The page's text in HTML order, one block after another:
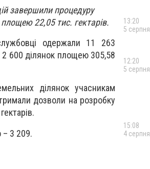
завершили процедуру
22,05 тис. гектарів.
одержали 11 263
2 600 ділянок площею 305,58
ділянок учасникам
дозволи на розробку
– 3 209.
13:20
5 серпня
12:20
5 серпня
15:08
4 серпня